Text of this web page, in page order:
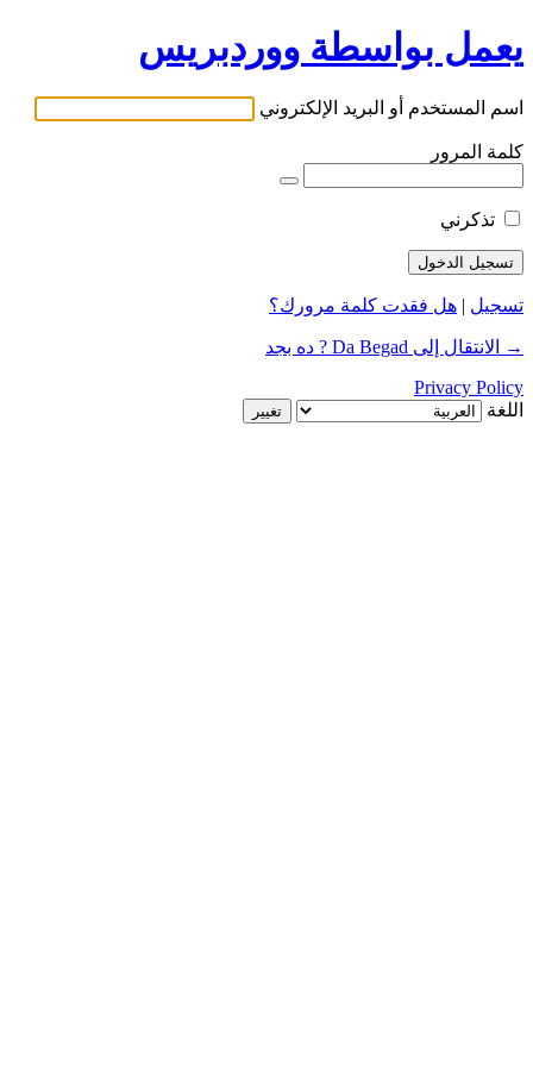
يعمل بواسطة ووردبريس
اسم المستخدم أو البريد الإلكتروني
كلمة المرور
تذكرني
تسجيل | هل فقدت كلمة مرورك؟
→ الانتقال إلى Da Begad ? ده بجد
Privacy Policy
اللغة